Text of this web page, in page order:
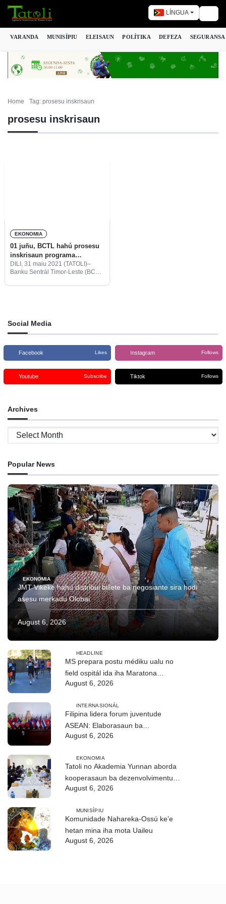
LÍNGUA
VARANDA MUNISÍPIU ELEISAUN POLÍTIKA DEFEZA SEGURANSA
Home Tag: prosesu inskrisaun
prosesu inskrisaun
EKONOMIA
01 juñu, BCTL hahú prosesu
inskrisaun programa
Moratóriu Kréditu
DILI, 31 maiu 2021 (TATOLI)–
Banku Sentrál Timor-Leste (BCTL,
Social Media
Facebook Likes Instagram Follows
Youtube Subscribe Tiktok Follows
Archives
Archives
Popular News
EKONOMIA
JMT Vikeke hahú distribui billete ba negosiante sira hodi
asesu merkadu Olobai
August 6, 2026
HEADLINE
MS prepara postu médiku ualu no
field ospitál ida iha Maratona
Internasionál Dili
August 6, 2026
INTERNASIONÁL
Filipina lidera forum juventude
ASEAN: Elaborasaun ba
deklarasaun reziliénsia dijitál
August 6, 2026
EKONOMIA
Tatoli no Akademia Yunnan aborda
kooperasaun ba dezenvolvimentu
no troka informasaun
August 6, 2026
MUNISÍPIU
Komunidade Nahareka-Ossú ke’e
hetan mina iha mota Uaileu
August 6, 2026